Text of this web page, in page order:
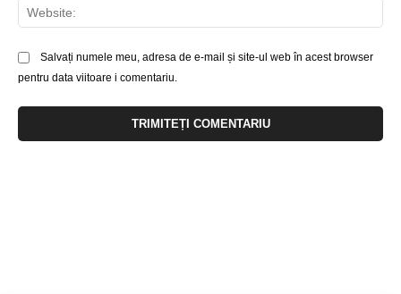
Salvați numele meu, adresa de e-mail și site-ul web în acest browser
pentru data viitoare i comentariu.